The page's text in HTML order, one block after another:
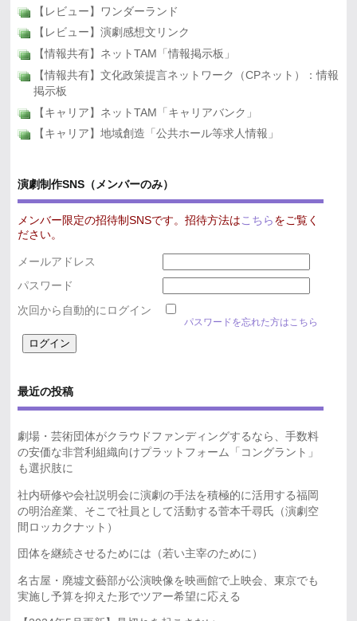
【レビュー】ワンダーランド
【レビュー】演劇感想文リンク
【情報共有】ネットTAM「情報掲示板」
【情報共有】文化政策提言ネットワーク（CPネット）：情報
掲示板
【キャリア】ネットTAM「キャリアバンク」
【キャリア】地域創造「公共ホール等求人情報」
演劇制作SNS（メンバーのみ）
メンバー限定の招待制SNSです。招待方法は こちら をご覧く
ださい。
メールアドレス
パスワード
次回から自動的にログイン
パスワードを忘れた方はこちら
最近の投稿
劇場・芸術団体がクラウドファンディングするなら、手数料
の安価な非営利組織向けプラットフォーム「コングラント」
も選択肢に
社内研修や会社説明会に演劇の手法を積極的に活用する福岡
の明治産業、そこで社員として活動する菅本千尋氏（演劇空
間ロッカクナット）
団体を継続させるためには（若い主宰のために）
名古屋・廃墟文藝部が公演映像を映画館で上映会、東京でも
実施し予算を抑えた形でツアー希望に応える